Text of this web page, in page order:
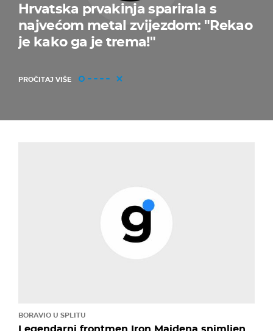
Hrvatska prvakinja sparirala s
najvećom metal zvijezdom: "Rekao
je kako ga je trema!"
PROČITAJ VIŠE
BORAVIO U SPLITU